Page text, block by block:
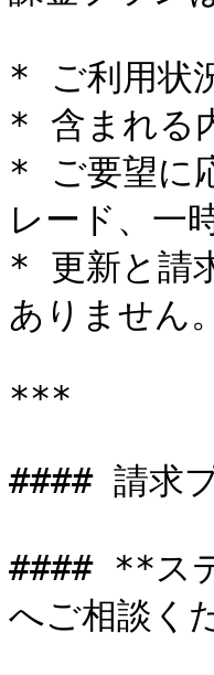
* ご利用状
* 含まれる
* ご要望に
レード、一
* 更新と請
ありません。
***
#### 請求
#### **ス
へご相談く